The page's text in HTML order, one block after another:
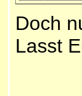
Doch
Lasst